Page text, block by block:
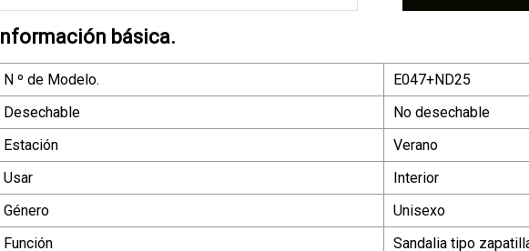
Información básica.
N º de Modelo.
E047+ND25
Desechable
No desechable
Estación
Verano
Usar
Interior
Género
Unisexo
Función
Sandalia tipo